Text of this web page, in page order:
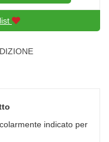
indicato per